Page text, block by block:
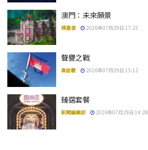
澳門：未來願景
陳嘉俊 2026年07月29日 17:25
聲譽之戰
韋啟羲 2026年07月29日 15:12
臻選套餐
新聞編輯部 2026年07月29日 14:28